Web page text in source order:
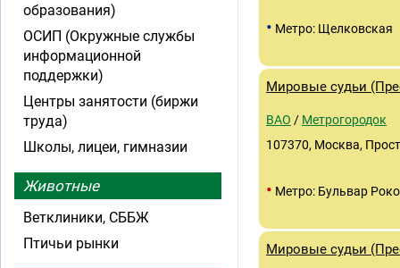
• Метро: Щелковская
Мировые судьи
ВАО / Метрогородок
107370, Москва,
• Метро: Бульвар
Мировые судьи
образования)
ОСИП (Окружные службы
информационной
поддержки)
Центры занятости (биржи
труда)
Школы, лицеи, гимназии
Животные
Ветклиники, СББЖ
Птичьи рынки